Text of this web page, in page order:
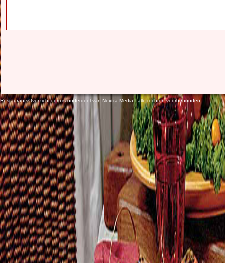
RestaurantsOverzicht.com is onderdeel van Nextra Media - alle rechten voorbehouden